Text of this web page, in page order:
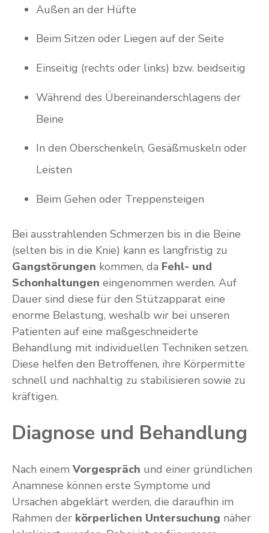
Außen an der Hüfte
Beim Sitzen oder Liegen auf der Seite
Einseitig (rechts oder links) bzw. beidseitig
Während des Übereinanderschlagens der
Beine
In den Oberschenkeln, Gesäßmuskeln oder
Leisten
Beim Gehen oder Treppensteigen
Bei ausstrahlenden Schmerzen bis in die Beine
(selten bis in die Knie) kann es langfristig zu
Gangstörungen kommen, da Fehl- und
Schonhaltungen eingenommen werden. Auf
Dauer sind diese für den Stützapparat eine
enorme Belastung, weshalb wir bei unseren
Patienten auf eine maßgeschneiderte
Behandlung mit individuellen Techniken setzen.
Diese helfen den Betroffenen, ihre Körpermitte
schnell und nachhaltig zu stabilisieren sowie zu
kräftigen.
Diagnose und Behandlung
Nach einem Vorgespräch und einer gründlichen
Anamnese können erste Symptome und
Ursachen abgeklärt werden, die daraufhin im
Rahmen der körperlichen Untersuchung näher